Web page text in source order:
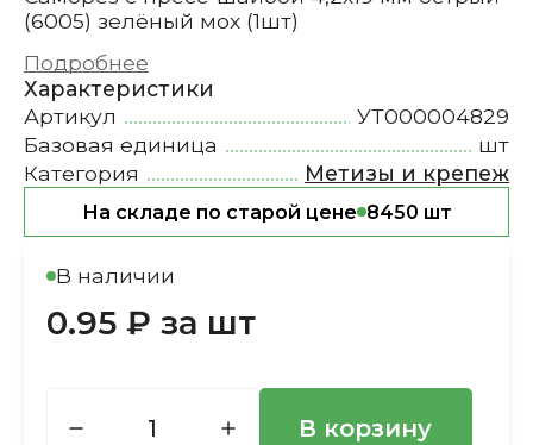
(6005) зелёный мох (1шт)
Подробнее
Характеристики
Артикул
УТ000004829
Базовая единица
шт
Категория
Метизы и крепеж
На складе по старой цене 8450 шт
В наличии
0.95 ₽ за шт
В корзину